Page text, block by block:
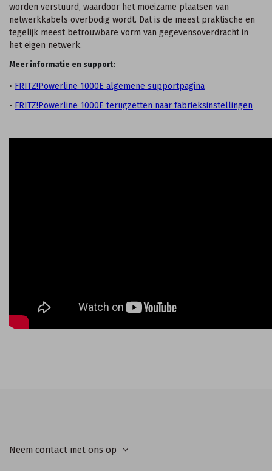
worden verstuurd, waardoor het moeizame plaatsen van
netwerkkabels overbodig wordt. Dat is de meest praktische en
tegelijk meest betrouwbare vorm van gegevensoverdracht in
het eigen netwerk.
Meer informatie en support:
• FRITZ!Powerline 1000E algemene supportpagina
• FRITZ!Powerline 1000E terugzetten naar fabrieksinstellingen
Neem contact met ons op